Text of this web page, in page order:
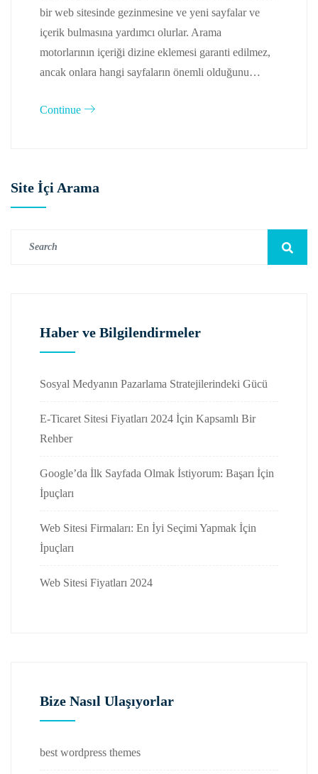
bir web sitesinde gezinmesine ve yeni sayfalar ve
içerik bulmasına yardımcı olurlar. Arama
motorlarının içeriği dizine eklemesi garanti edilmez,
ancak onlara hangi sayfaların önemli olduğunu…
Continue
Site İçi Arama
Haber ve Bilgilendirmeler
Sosyal Medyanın Pazarlama Stratejilerindeki Gücü
E-Ticaret Sitesi Fiyatları 2024 İçin Kapsamlı Bir
Rehber
Google’da İlk Sayfada Olmak İstiyorum: Başarı İçin
İpuçları
Web Sitesi Firmaları: En İyi Seçimi Yapmak İçin
İpuçları
Web Sitesi Fiyatları 2024
Bize Nasıl Ulaşıyorlar
best wordpress themes